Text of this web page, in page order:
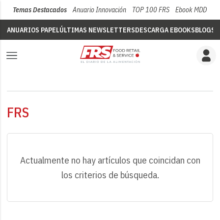
Temas Destacados Anuario Innovación TOP 100 FRS Ebook MDD
ANUARIOS PAPELÚLTIMAS NEWSLETTERSDESCARGA EBOOKSBLOGS
FRS
Actualmente no hay artículos que coincidan con
los criterios de búsqueda.